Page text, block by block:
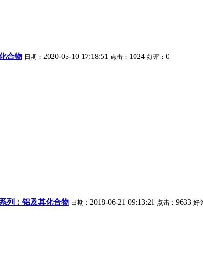
合物 日期： 2020-03-10 17:18:51 点击： 1024 好评： 0
列：铝及其化合物 日期： 2018-06-21 09:13:21 点击： 9633 好